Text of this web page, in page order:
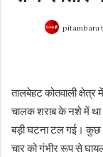
pitambara
तालबेहट कोतवाली
चालक शराब के नशे में
बड़ी घटना टल गई। कुछ
चार को गंभीर रूप से